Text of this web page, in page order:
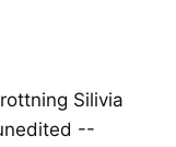
Silivia
--